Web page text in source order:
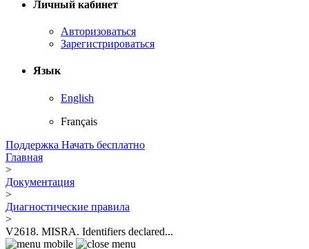
Личный кабинет
Авторизоваться
Зарегистрироваться
Язык
English
Français
Поддержка Начать бесплатно
Главная
>
Документация
>
Диагностические правила
>
V2618. MISRA. Identifiers declared...